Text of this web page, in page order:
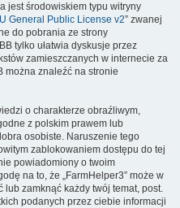
jest środowiskiem typu witryny
General Public License v2” zwanej
do pobrania ze strony
tylko ułatwia dyskusje przez
zamieszczanych w internecie za
można znaleźć na stronie
o charakterze obraźliwym,
z polskim prawem lub
osobiste. Naruszenie tego
zablokowaniem dostępu do tej
powiadomiony o twoim
na to, że „FarmHelper3” może w
zamknąć każdy twój temat, post.
podanych przez ciebie informacji